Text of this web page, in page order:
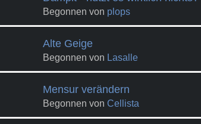
Begonnen von plops
Alte Geige
Begonnen von Lasalle
Mensur verändern
Begonnen von Cellista